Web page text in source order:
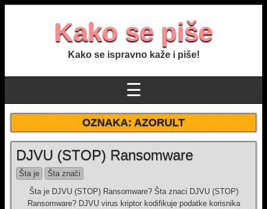
Kako se piše
Kako se ispravno kaže i piše!
☰
OZNAKA:AZORULT
DJVU (STOP) Ransomware
Šta je
Šta znači
Šta je DJVU (STOP) Ransomware? Šta znaci DJVU (STOP)
Ransomware? DJVU virus kriptor kodifikuje podatke korisnika